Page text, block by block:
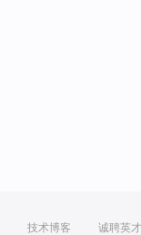
技术博客 诚聘英才